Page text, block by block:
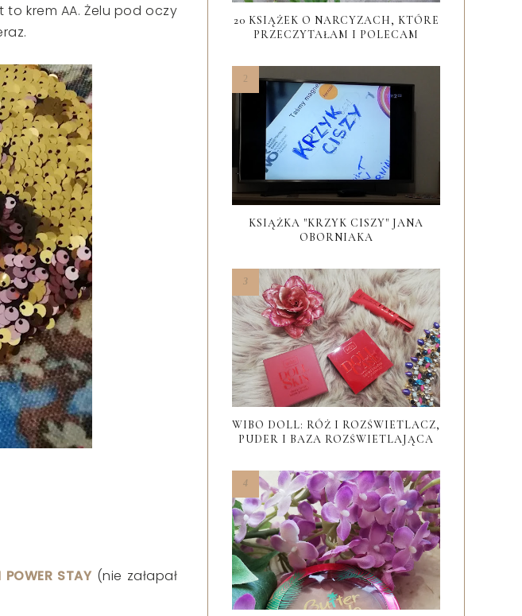
to krem AA. Żelu pod oczy
POWER STAY (nie załapał
20 KSIĄŻEK O NARCYZACH, KTÓRE
PRZECZYTAŁAM I POLECAM
KSIĄŻKA "KRZYK CISZY" JANA
OBORNIAKA
WIBO DOLL: RÓŻ I ROZŚWIETLACZ,
PUDER I BAZA ROZŚWIETLAJĄCA